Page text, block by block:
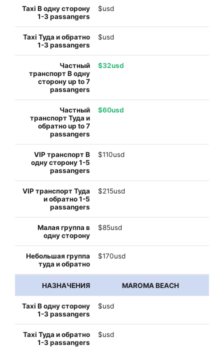
$usd
$usd
$32usd
$60usd
$110usd
$215usd
$85usd
$170usd
MAROMA BEACH
$usd
$usd